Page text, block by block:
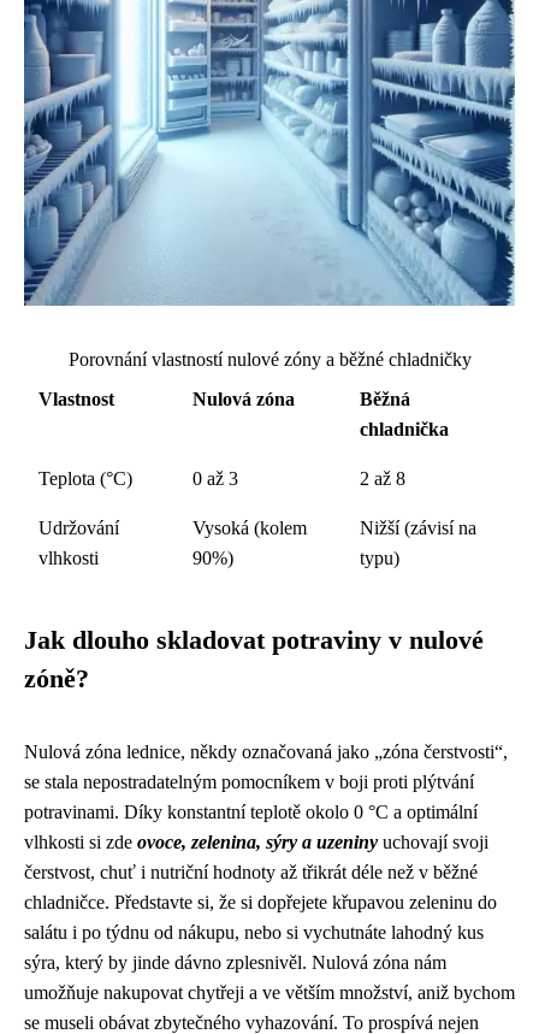
Porovnání vlastností nulové zóny a běžné chladničky
Vlastnost
Nulová zóna
Běžná
chladnička
Teplota (°C) 0 až 3 2 až 8
Udržování
vlhkosti
Vysoká (kolem
90%)
Nižší (závisí na
typu)
Jak dlouho skladovat potraviny v nulové
zóně?
Nulová zóna lednice, někdy označovaná jako „zóna čerstvosti“,
se stala nepostradatelným pomocníkem v boji proti plýtvání
potravinami. Díky konstantní teplotě okolo 0 °C a optimální
vlhkosti si zde ovoce, zelenina, sýry a uzeniny uchovají svoji
čerstvost, chuť i nutriční hodnoty až třikrát déle než v běžné
chladničce. Představte si, že si dopřejete křupavou zeleninu do
salátu i po týdnu od nákupu, nebo si vychutnáte lahodný kus
sýra, který by jinde dávno zplesnivěl. Nulová zóna nám
umožňuje nakupovat chytřeji a ve větším množství, aniž bychom
se museli obávat zbytečného vyhazování. To prospívá nejen